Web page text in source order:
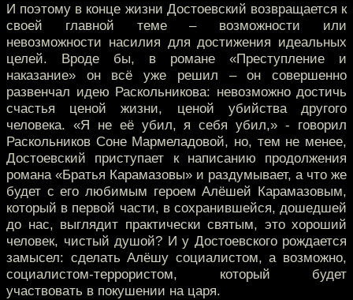
И поэтому в конце жизни Достоевский возвращается к
своей главной теме – возможности или
невозможности насилия для достижения идеальных
целей. Вроде бы, в романе «Преступление и
наказание» он всё уже решил – он совершенно
развенчал идею Раскольникова: невозможно достичь
счастья ценой жизни, ценой убийства другого
человека. «Я не её убил, я себя убил,» - говорил
Раскольников Соне Мармеладовой, но, тем не менее,
Достоевский приступает к написанию продолжения
романа «Братья Карамазовы» и раздумывает, а что же
будет с его любимым героем Алёшей Карамазовым,
который в первой части, в сохранившейся, дошедшей
до нас, выглядит практически святым, это хороший
человек, чистый душой? И у Достоевского рождается
замысел: сделать Алёшу социалистом, а возможно,
социалистом-террористом, который будет
участвовать в покушении на царя.